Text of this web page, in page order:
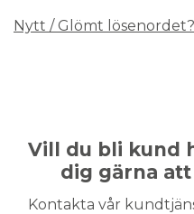
Nytt / Glömt lösenordet?
Vill du bli kund
dig gärna
Kontakta vår